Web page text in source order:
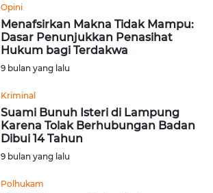
Opini
Menafsirkan Makna Tidak Mampu:
Dasar Penunjukkan Penasihat
Hukum bagi Terdakwa
9 bulan yang lalu
Kriminal
Suami Bunuh Isteri di Lampung
Karena Tolak Berhubungan Badan
Dibui 14 Tahun
9 bulan yang lalu
Polhukam